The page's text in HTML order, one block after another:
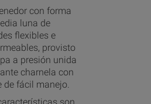
con forma
luna de
flexibles e
provisto
a presión unida
charnela con
de fácil manejo.